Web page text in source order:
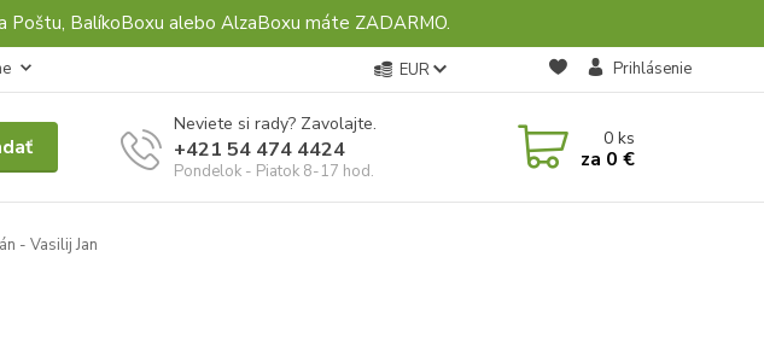
Poštu, BalíkoBoxu alebo AlzaBoxu máte ZADARMO.
EUR Prihlásenie
Neviete si rady? Zavolajte.
+421 54 474 4424
Pondelok - Piatok 8-17 hod.
0ks
za 0 €
- Vasilij Jan